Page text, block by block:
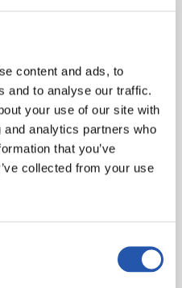
content and ads, to
and to analyse our traffic.
your use of our site with
analytics partners who
that you’ve
collected from your use
min. 66).
Aritz, Raúl Navas,
V, min. 57), Oyarzabal
1-1: Oyarzabal, min. 34; 2-
2: Juanmi, min. 80; 2-3: